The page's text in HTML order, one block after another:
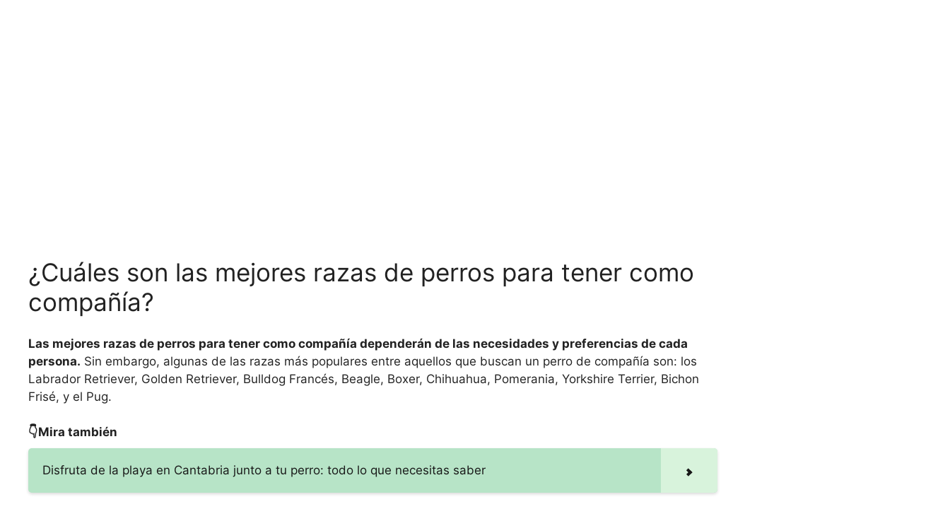
¿Cuáles son las mejores razas de perros para tener como
compañía?
Las mejores razas de perros para tener como compañía dependerán de las necesidades y preferencias de cada
persona. Sin embargo, algunas de las razas más populares entre aquellos que buscan un perro de compañía son: los
Labrador Retriever, Golden Retriever, Bulldog Francés, Beagle, Boxer, Chihuahua, Pomerania, Yorkshire Terrier, Bichon
Frisé, y el Pug.
👇Mira también
Disfruta de la playa en Cantabria junto a tu perro: todo lo que necesitas saber